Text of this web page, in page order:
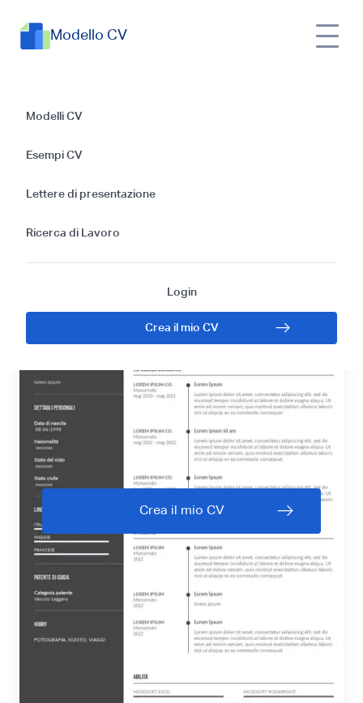
Modello CV
Modelli CV
Esempi CV
Lettere di presentazione
Ricerca di Lavoro
Login
Crea il mio CV
Esempio di
Curriculum da
Manager di
Ristorante
Crea il mio CV